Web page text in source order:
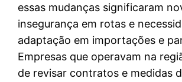
essas mudanças significaram
insegurança em rotas e
adaptação em importações e
Empresas que operavam na
de revisar contratos e medidas